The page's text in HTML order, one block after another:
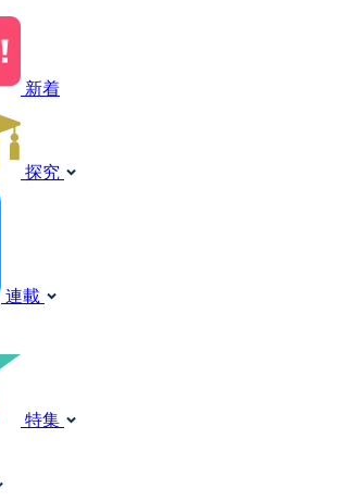
新着
探究
連載
特集